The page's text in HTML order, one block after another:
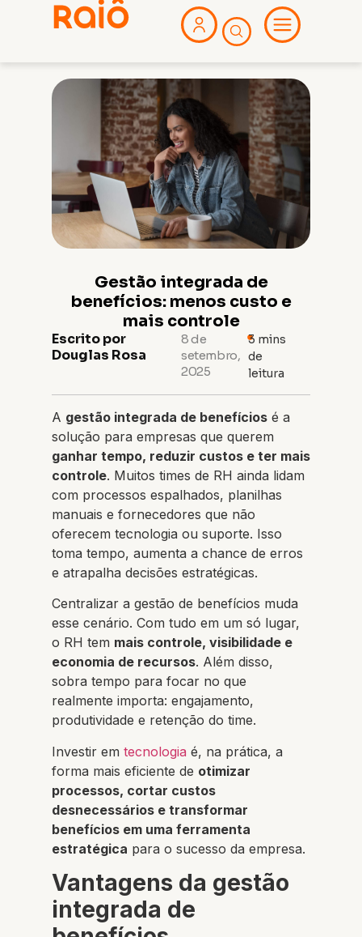
Gestão integrada de
benefícios: menos custo e
mais controle
Escrito por
Douglas Rosa
8 de
setembro,
2025
3 mins
de
leitura
A gestão integrada de benefícios é a
solução para empresas que querem
ganhar tempo, reduzir custos e ter mais
controle. Muitos times de RH ainda lidam
com processos espalhados, planilhas
manuais e fornecedores que não
oferecem tecnologia ou suporte. Isso
toma tempo, aumenta a chance de erros
e atrapalha decisões estratégicas.
Centralizar a gestão de benefícios muda
esse cenário. Com tudo em um só lugar,
o RH tem mais controle, visibilidade e
economia de recursos. Além disso,
sobra tempo para focar no que
realmente importa: engajamento,
produtividade e retenção do time.
Investir em tecnologia é, na prática, a
forma mais eficiente de otimizar
processos, cortar custos
desnecessários e transformar
benefícios em uma ferramenta
estratégica para o sucesso da empresa.
Vantagens da gestão
integrada de